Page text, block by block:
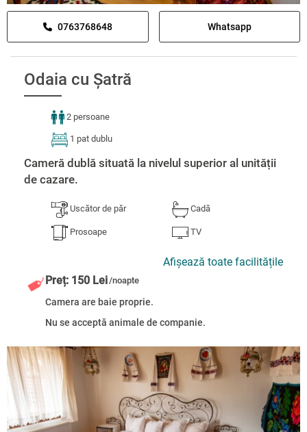
0763768648 Whatsapp
Odaia cu Șatră
2 persoane
1 pat dublu
Cameră dublă situată la nivelul superior al unității
de cazare.
Uscător de păr
Prosoape
Cadă
TV
Afișează toate facilitățile
Preț: 150 Lei/noapte
Camera are baie proprie.
Nu se acceptă animale de companie.